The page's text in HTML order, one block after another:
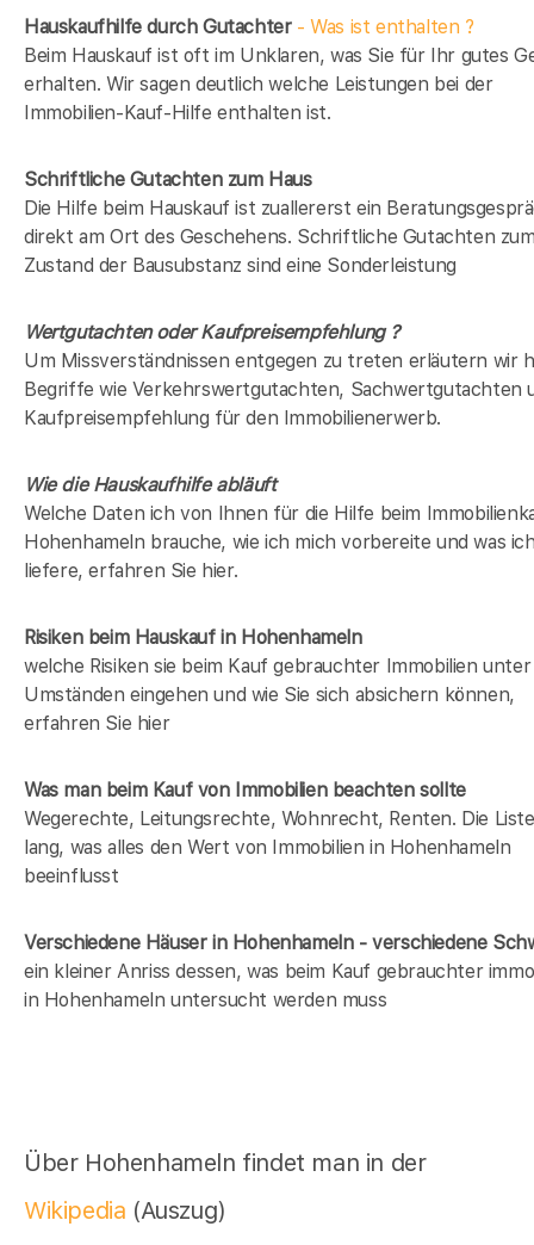
Hauskaufhilfe durch Gutachter- Was ist enthalten ?
Beim Hauskauf ist oft im Unklaren, was Sie für Ihr gutes
erhalten. Wir sagen deutlich welche Leistungen bei der
Immobilien-Kauf-Hilfe enthalten ist.
Schriftliche Gutachten zum Haus
Die Hilfe beim Hauskauf ist zuallererst ein
direkt am Ort des Geschehens. Schriftliche Gutachten
Zustand der Bausubstanz sind eine Sonderleistung
Wertgutachten oder Kaufpreisempfehlung ?
Um Missverständnissen entgegen zu treten erläutern wir
Begriffe wie Verkehrswertgutachten, Sachwertgutachten
Kaufpreisempfehlung für den Immobilienerwerb.
Wie die Hauskaufhilfe abläuft
Welche Daten ich von Ihnen für die Hilfe beim
Hohenhameln brauche, wie ich mich vorbereite und was
liefere, erfahren Sie hier.
Risiken beim Hauskaufin Hohenhameln
welche Risiken sie beim Kauf gebrauchter Immobilien unter
Umständen eingehen und wie Sie sich absichern können,
erfahren Sie hier
Was man beim Kauf von Immobilien beachten sollte
Wegerechte, Leitungsrechte, Wohnrecht, Renten. Die
lang, was alles den Wert von Immobilien in Hohenhameln
beeinflusst
Verschiedene Häuser in Hohenhameln - verschiedene
ein kleiner Anriss dessen, was beim Kauf gebrauchter
in Hohenhameln untersucht werden muss
Über Hohenhameln findet man in der
Wikipedia (Auszug)